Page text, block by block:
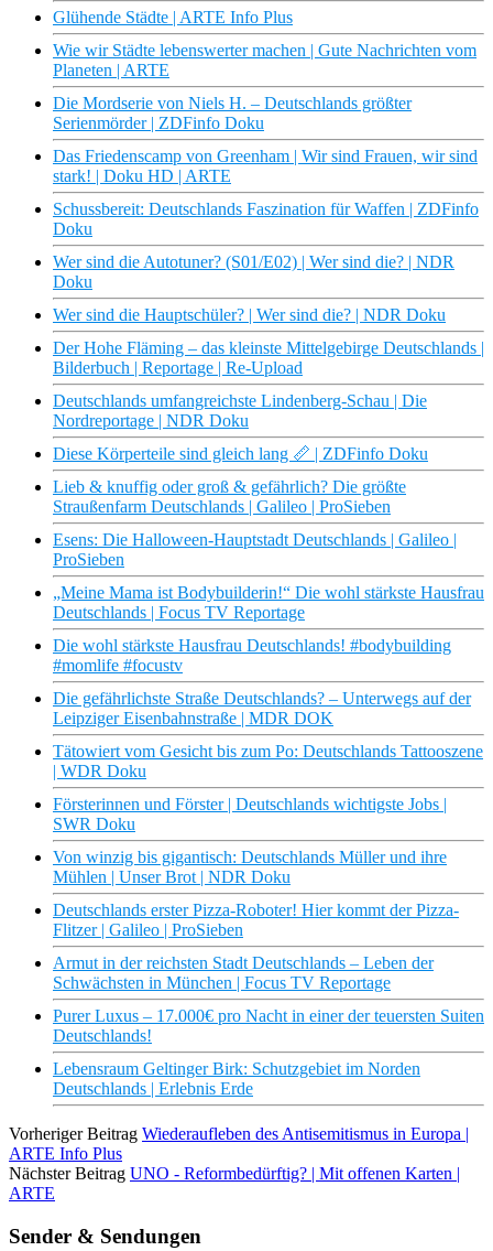
Glühende Städte | ARTE Info Plus
Wie wir Städte lebenswerter machen | Gute Nachrichten vom
Planeten | ARTE
Die Mordserie von Niels H. – Deutschlands größter
Serienmörder | ZDFinfo Doku
Das Friedenscamp von Greenham | Wir sind Frauen, wir sind
stark! | Doku HD | ARTE
Schussbereit: Deutschlands Faszination für Waffen | ZDFinfo
Doku
Wer sind die Autotuner? (S01/E02) | Wer sind die? | NDR
Doku
Wer sind die Hauptschüler? | Wer sind die? | NDR Doku
Der Hohe Fläming – das kleinste Mittelgebirge Deutschlands |
Bilderbuch | Reportage | Re-Upload
Deutschlands umfangreichste Lindenberg-Schau | Die
Nordreportage | NDR Doku
Diese Körperteile sind gleich lang 📏 | ZDFinfo Doku
Lieb & knuffig oder groß & gefährlich? Die größte
Straußenfarm Deutschlands | Galileo | ProSieben
Esens: Die Halloween-Hauptstadt Deutschlands | Galileo |
ProSieben
„Meine Mama ist Bodybuilderin!“ Die wohl stärkste Hausfrau
Deutschlands | Focus TV Reportage
Die wohl stärkste Hausfrau Deutschlands! #bodybuilding
#momlife #focustv
Die gefährlichste Straße Deutschlands? – Unterwegs auf der
Leipziger Eisenbahnstraße | MDR DOK
Tätowiert vom Gesicht bis zum Po: Deutschlands Tattooszene
| WDR Doku
Försterinnen und Förster | Deutschlands wichtigste Jobs |
SWR Doku
Von winzig bis gigantisch: Deutschlands Müller und ihre
Mühlen | Unser Brot | NDR Doku
Deutschlands erster Pizza-Roboter! Hier kommt der Pizza-
Flitzer | Galileo | ProSieben
Armut in der reichsten Stadt Deutschlands – Leben der
Schwächsten in München | Focus TV Reportage
Purer Luxus – 17.000€ pro Nacht in einer der teuersten Suiten
Deutschlands!
Lebensraum Geltinger Birk: Schutzgebiet im Norden
Deutschlands | Erlebnis Erde
Vorheriger Beitrag Wiederaufleben des Antisemitismus in Europa |
ARTE Info Plus
Nächster Beitrag UNO - Reformbedürftig? | Mit offenen Karten |
ARTE
Sender & Sendungen